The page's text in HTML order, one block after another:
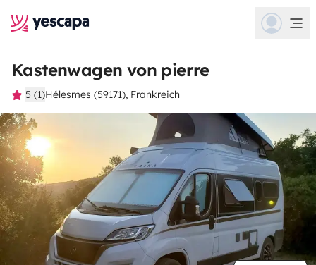
Kastenwagen von pierre
5 (1)Hélesmes (59171), Frankreich